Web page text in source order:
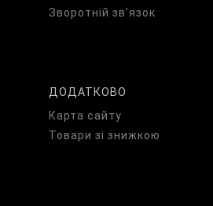
Зворотній зв’язок
ДОДАТКОВО
Карта сайту
Товари зі знижкою